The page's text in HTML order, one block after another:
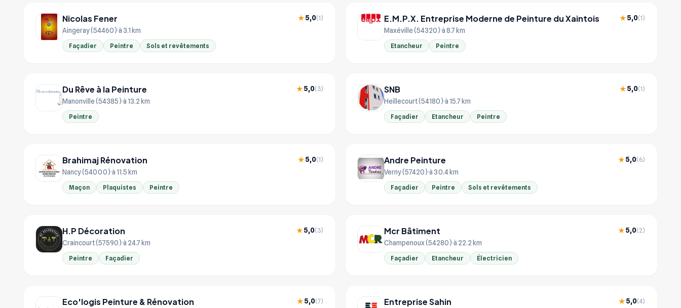
Nicolas Fener ★5,0(1)
Aingeray (54460) à 3.1 km
Façadier Peintre Sols et revêtements
E.M.P.X. Entreprise Moderne de Peinture du Xaintois ★5,0(1)
Maxéville (54320) à 8.7 km
Etancheur Peintre
Du Rêve à la Peinture ★5,0(3)
Manonville (54385) à 13.2 km
Peintre
SNB ★5,0(1)
Heillecourt (54180) à 15.7 km
Façadier Etancheur Peintre
Brahimaj Rénovation ★5,0(1)
Nancy (54000) à 11.5 km
Maçon Plaquistes Peintre
Andre Peinture ★5,0(6)
Verny (57420) à 30.4 km
Façadier Peintre Sols et revêtements
H.P Décoration ★5,0(3)
Craincourt (57590) à 24.7 km
Peintre Façadier
Mcr Bâtiment ★5,0(2)
Champenoux (54280) à 22.2 km
Façadier Etancheur Électricien
Eco'logis Peinture & Rénovation ★5,0(7) Entreprise Sahin ★5,0(4)